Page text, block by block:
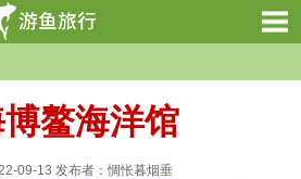
鳌海洋馆
09-13 发布者：惆怅暮烟垂